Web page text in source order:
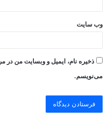
وب‌ سایت
ذخیره نام، ایمیل و وبسایت من در
می‌نویسم.